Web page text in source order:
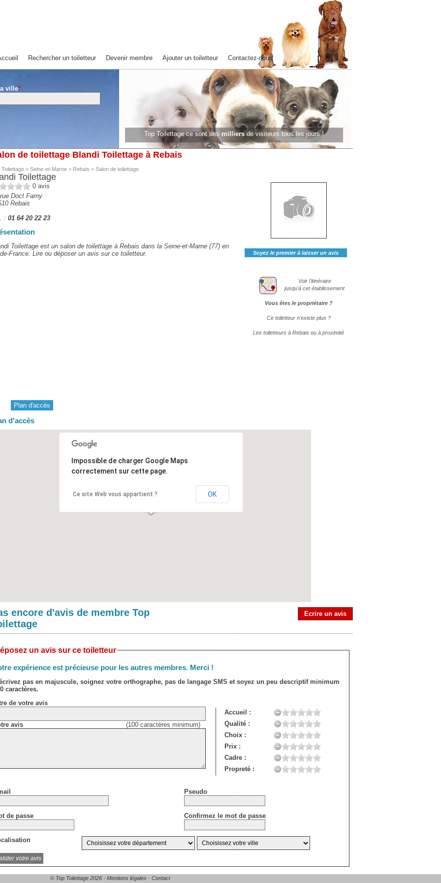
Rechercher un toiletteur Devenir membre Ajouter un toiletteur Contactez-nous
ville*
Top Toilettage ce sont des milliers de visiteurs tous les jours !
de toilettage Blandi Toilettage à Rebais
Toilettage> Seine-et-Marne> Rebais > Salon de toilettage
Toilettage
0avis
Doct Farny
Rebais
: 01 64 20 22 23
Toilettage est un salon de toilettage à Rebais dans la Seine-et-Marne (77) en
France. Lire ou déposer un avis sur ce toiletteur.
Soyez le premier à laisser un avis
Voir l'itinéraire
jusqu'à cet établissement
Vous êtes le propriétaire ?
Ce toiletteur n'existe plus ?
Les toiletteurs à Rebais ou à proximité
Plan d'accès
d'accès
Impossible de charger Google Maps
correctement sur cette page.
Ce site Web vous appartient ? OK
encore d'avis de membre Top
Ecrire un avis
un avis sur ce toiletteur
expérience est précieuse pour les autres membres. Merci !
pas en majuscule, soignez votre orthographe, pas de langage SMS et soyez un peu descriptif minimum
caractères.
de votre avis
avis (100 caractères minimum)
Accueil :
Qualité :
Choix :
Prix :
Cadre :
Propreté :
Pseudo
de passe Confirmez le mot de passe
© Top Toilettage 2026 - Mentions légales - Contact